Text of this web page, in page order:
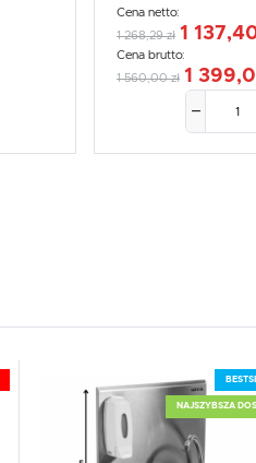
Cena netto:
1 268,29 zł 1
Cena brutto:
1 560,00 zł 1
NAJSZYBSZA